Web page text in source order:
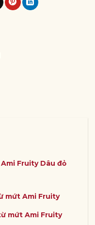
Fruity Dâu đỏ
mứt Ami Fruity
mứt Ami Fruity